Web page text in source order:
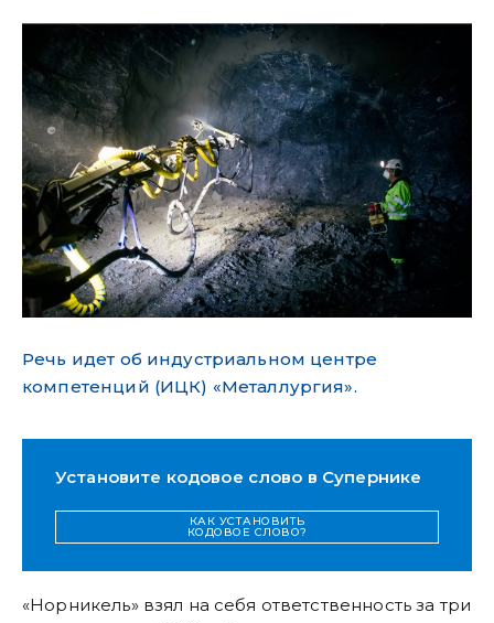
Речь идет об индустриальном центре
компетенций (ИЦК) «Металлургия».
Установите кодовое слово в Супернике
КАК УСТАНОВИТЬ
КОДОВОЕ СЛОВО?
«Норникель» взял на себя ответственность за три